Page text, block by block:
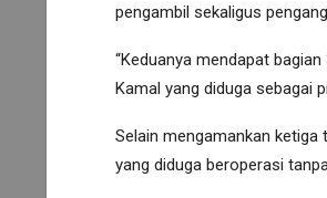
pengambil sekaligus
“Keduanya mendapat
Kamal yang diduga sebagai
Selain mengamankan
yang diduga beroperasi